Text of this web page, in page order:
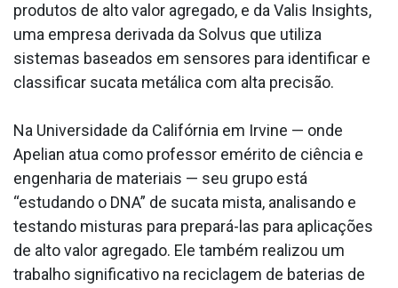
produtos de alto valor agregado, e da Valis Insights,
uma empresa derivada da Solvus que utiliza
sistemas baseados em sensores para identificar e
classificar sucata metálica com alta precisão.
Na Universidade da Califórnia em Irvine — onde
Apelian atua como professor emérito de ciência e
engenharia de materiais — seu grupo está
“estudando o DNA” de sucata mista, analisando e
testando misturas para prepará-las para aplicações
de alto valor agregado. Ele também realizou um
trabalho significativo na reciclagem de baterias de